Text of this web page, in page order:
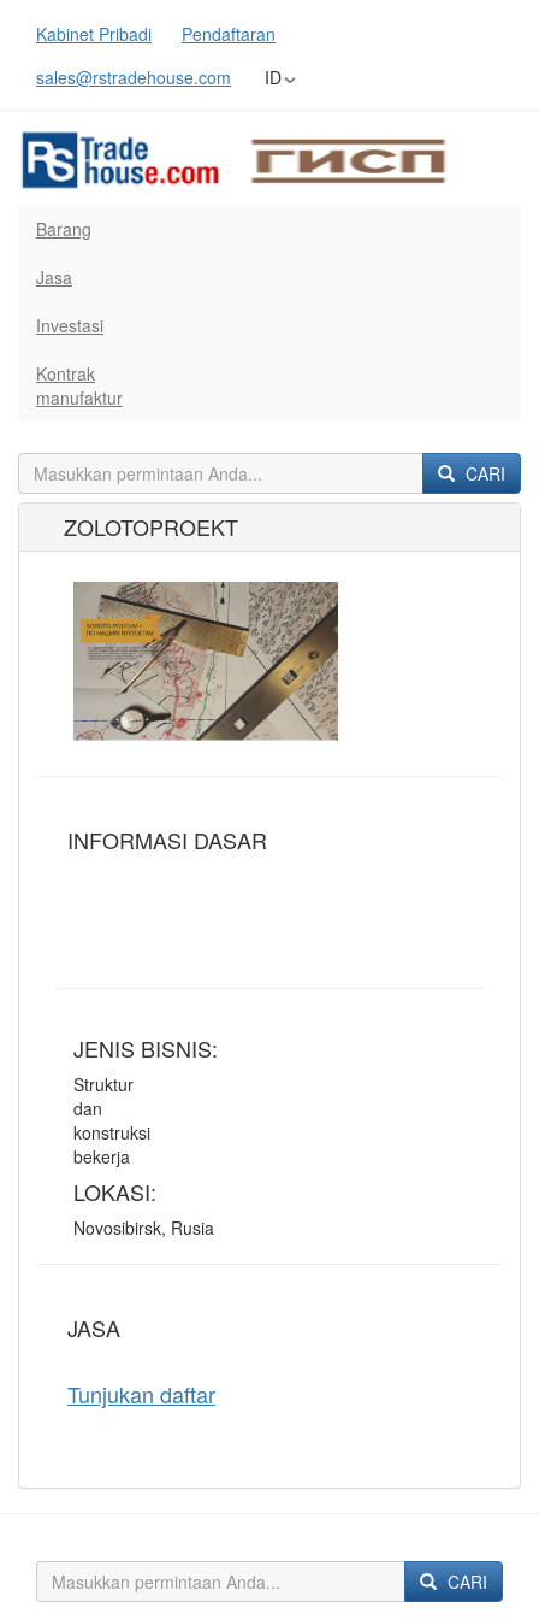
Kabinet Pribadi
Pendaftaran
sales@rstradehouse.com
ID
Barang
Jasa
Investasi
Kontrak
manufaktur
CARI
ZOLOTOPROEKT
INFORMASI DASAR
JENIS BISNIS:
Struktur
dan
konstruksi
bekerja
LOKASI:
Novosibirsk, Rusia
JASA
Tunjukan daftar
CARI